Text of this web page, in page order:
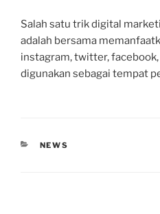
Salah satu trik digital
adalah bersama
instagram, twitter,
digunakan sebagai tempat
CATEGORIES
NEWS